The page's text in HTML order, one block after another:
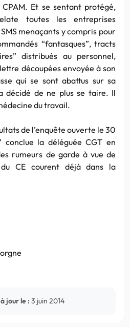
Et se sentant protégé,
toutes les entreprises
menaçants y compris pour
“fantasques”, tracts
distribués au personnel,
découpées envoyée à son
qui se sont abattus sur sa
décidé de ne plus se taire. Il
du travail.
de l’enquête ouverte le 30
conclue la déléguée CGT en
rumeurs de garde à vue de
CE courent déjà dans la
jour le : 3 juin 2014